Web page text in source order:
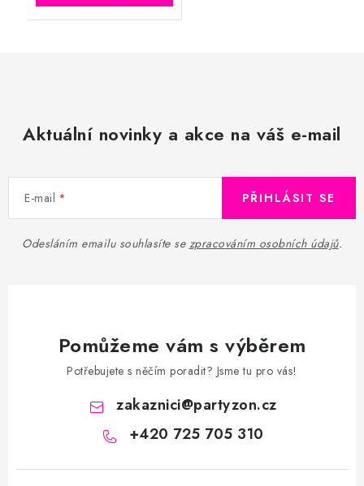
Aktuální novinky a akce na váš e-mail
E-mail
Odesláním emailu souhlasíte se zpracováním osobních údajů.
PŘIHLÁSIT SE
Pomůžeme vám s výběrem
Potřebujete s něčím poradit? Jsme tu pro vás!
zakaznici@partyzon.cz
+420 725 705 310